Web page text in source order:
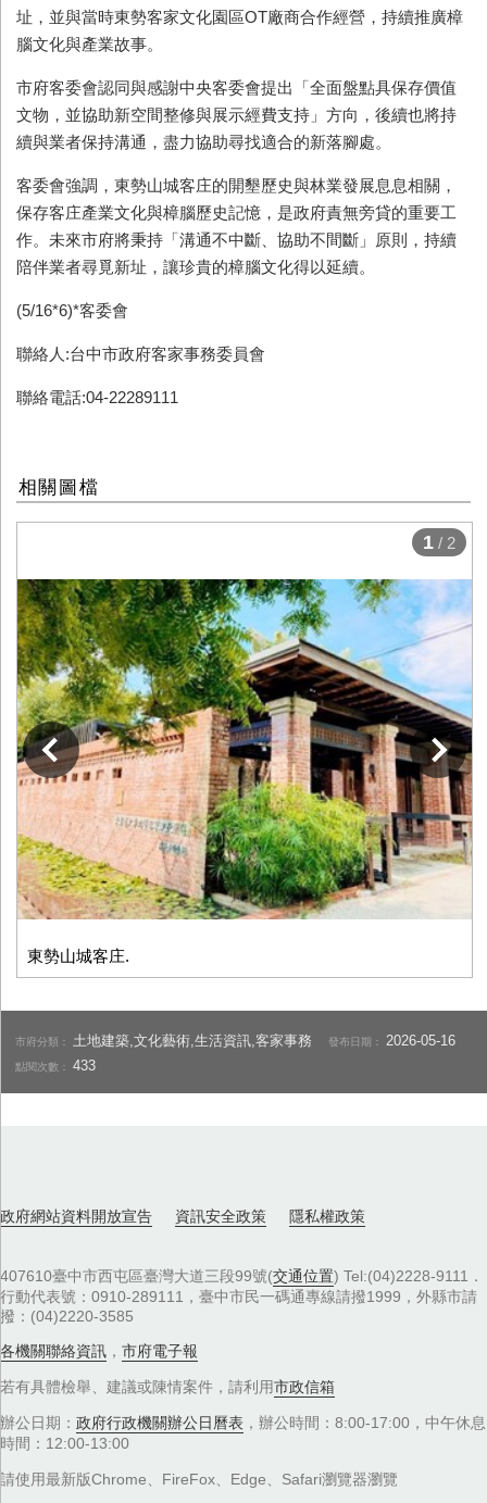
址，並與當時東勢客家文化園區OT廠商合作經營，持續推廣樟
腦文化與產業故事。
市府客委會認同與感謝中央客委會提出「全面盤點具保存價值
文物，並協助新空間整修與展示經費支持」方向，後續也將持
續與業者保持溝通，盡力協助尋找適合的新落腳處。
客委會強調，東勢山城客庄的開墾歷史與林業發展息息相關，
保存客庄產業文化與樟腦歷史記憶，是政府責無旁貸的重要工
作。未來市府將秉持「溝通不中斷、協助不間斷」原則，持續
陪伴業者尋覓新址，讓珍貴的樟腦文化得以延續。
(5/16*6)*客委會
聯絡人:台中市政府客家事務委員會
聯絡電話:04-22289111
相關圖檔
東勢山城客庄.
下一張
1 / 2
市府分類： 土地建築,文化藝術,生活資訊,客家事務 發布日期： 2026-05-16
點閱次數：433
政府網站資料開放宣告 資訊安全政策 隱私權政策
407610臺中市西屯區臺灣大道三段99號(交通位置) Tel:(04)2228-9111．
行動代表號：0910-289111，臺中市民一碼通專線請撥1999，外縣市請
撥：(04)2220-3585
各機關聯絡資訊 ， 市府電子報
若有具體檢舉、建議或陳情案件，請利用市政信箱
辦公日期： 政府行政機關辦公日曆表 ，辦公時間：8:00-17:00，中午休息
時間：12:00-13:00
請使用最新版Chrome、FireFox、Edge、Safari瀏覽器瀏覽